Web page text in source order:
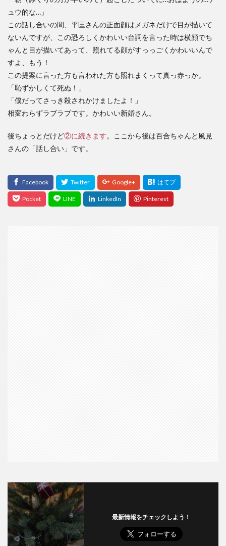
ュウ的な…」
この話し合いの間、平匡さんの正面顔はメガネだけで目が描いて
ないんですが、この恐ろしくかわいい台詞を言った時は横顔でち
ゃんと目が描いてあって、照れてる顔がすっっごくかわいいんで
すよ、もう！
この提案に言った方も言われた方も照れまくって真っ赤っか。
「恥ずかしくて死ぬ！」
「僕だってさっき殺されかけましたよ！」
相変わらずラブラブです。かわいい新婚さん。
後ちょっとだけど②に続きます。ここから後は百合ちゃんと風見
さんの「話し合い」です。
最新情報をチェックしよう！